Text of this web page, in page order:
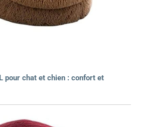
pour chat et chien : confort et